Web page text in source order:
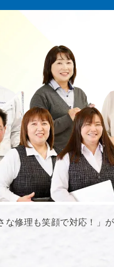
な修理も笑顔で対応！」